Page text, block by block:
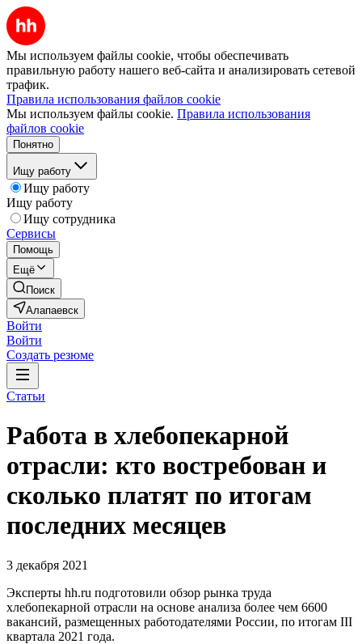
Мы используем файлы cookie, чтобы обеспечивать
правильную работу нашего веб-сайта и анализировать сетевой
трафик.
Правила использования файлов cookie
Мы используем файлы cookie. Правила использования
файлов cookie
Понятно
Ищу работу
Ищу работу
Ищу работу
Ищу сотрудника
Сервисы
Помощь
Ещё
Поиск
Алапаевск
Войти
Войти
Создать резюме
Статьи
Работа в хлебопекарной
отрасли: кто востребован и
сколько платят по итогам
последних месяцев
3 декабря 2021
Эксперты hh.ru подготовили обзор рынка труда
хлебопекарной отрасли на основе анализа более чем 6600
вакансий, размещенных работодателями России, по итогам III
квартала 2021 года.